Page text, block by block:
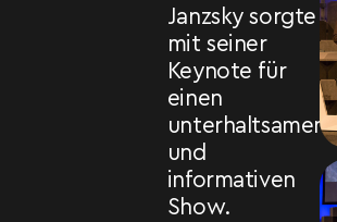
Janzsky sorgte
mit seiner
Keynote für
einen
unterhaltsamen
und
informativen
Show.